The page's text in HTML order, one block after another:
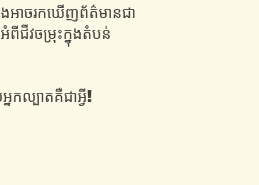
នឹងអាចរកឃើញព័ត៌មានជា
ពីជីវចម្រុះក្នុងតំបន់
នកល្បាតគឺជាអ្វី!